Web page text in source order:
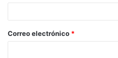
Correo electrónico *